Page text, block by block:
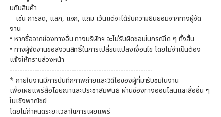
นกับสินค้า
เช่น การลด, แลก, แจก, แถม เว้นแต่จะได้รับความยินยอมจากทางผู้จัด
งาน
• หากซื้อจากช่องทางอื่น ทางบริษัทฯ จะไม่รับผิดชอบในกรณีใด ๆ ทั้งสิ้น
• ทางผู้จัดงานขอสงวนสิทธิ์ในการเปลี่ยนแปลงเงื่อนไข โดยไม่จำเป็นต้อง
แจ้งให้ทราบล่วงหน้า
----------------------------------------------------------
* ภายในงานมีการบันทึกภาพถ่ายและวิดีโอของผู้ที่มารับชมในงาน
เพื่อเผยแพร่สื่อโฆษณาและประชาสัมพันธ์ ผ่านช่องทางออนไลน์และสื่ออื่น ๆ
ในเชิงพาณิชย์
โดยไม่กำหนดระยะเวลาในการเผยแพร่